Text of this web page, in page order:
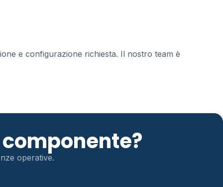
e configurazione richiesta. Il nostro team è
operative.